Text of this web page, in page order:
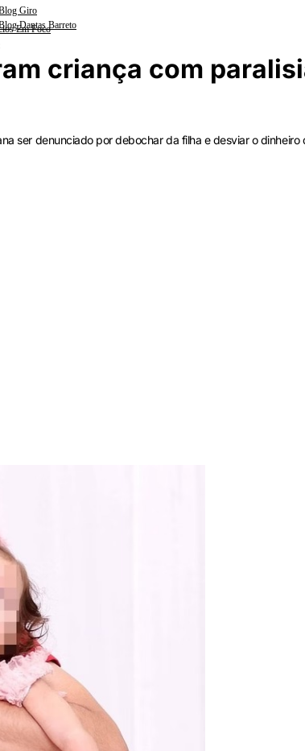
Em Foco
Giro
Dantas Barreto
criança com
ser denunciado por debochar da filha e desviar o dinheiro